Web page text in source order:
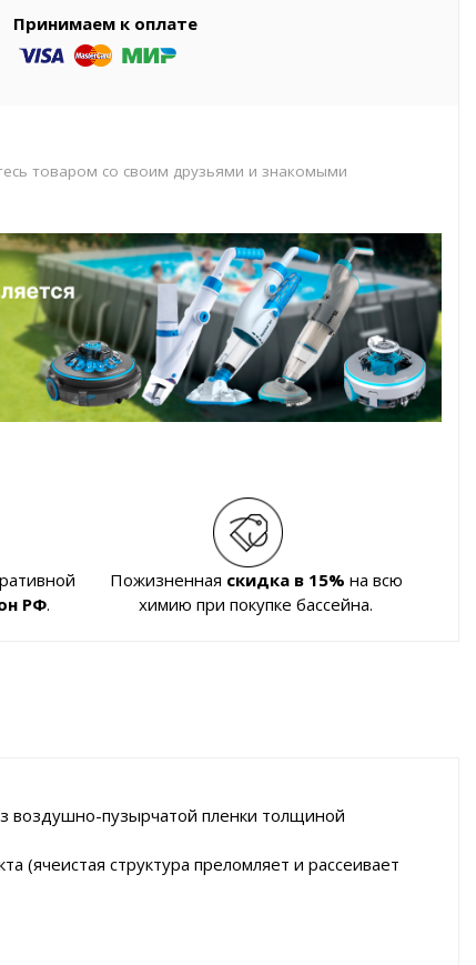
Принимаем к оплате
товаром со своим друзьями и знакомыми
РФ.
Пожизненная скидка в 15% на всю
химию при покупке бассейна.
воздушно-пузырчатой пленки толщиной
(ячеистая структура преломляет и рассеивает